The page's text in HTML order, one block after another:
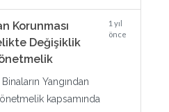
Korunması
Değişiklik
1 yıl
önce
Yangından
kapsamında